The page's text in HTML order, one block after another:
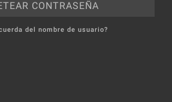
del nombre de usuario?